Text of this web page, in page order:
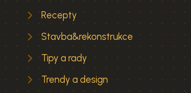
Recepty
Stavba&rekonstrukce
Tipy a rady
Trendy a design